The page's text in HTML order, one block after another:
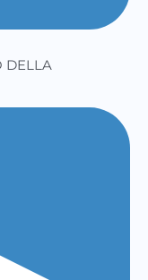
DELLA